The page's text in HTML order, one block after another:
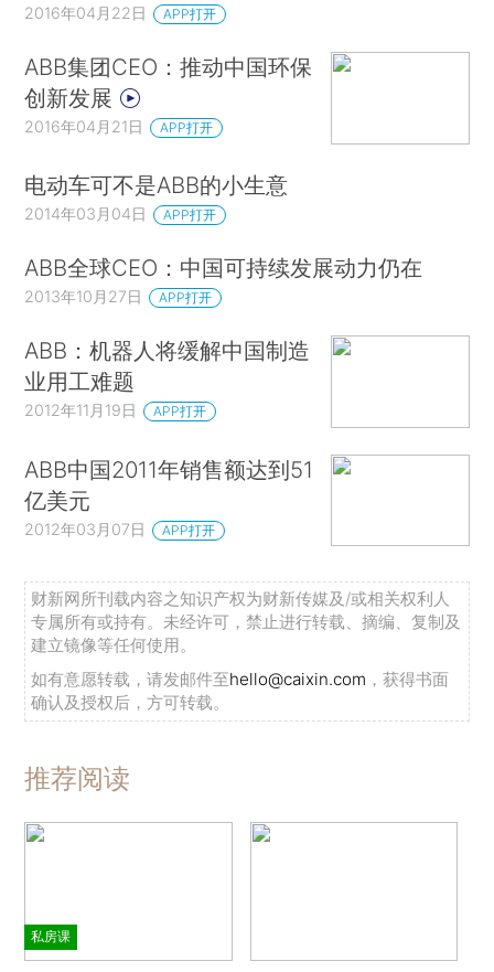
2016年04月22日 APP打开
ABB集团CEO：推动中国环保
创新发展
2016年04月21日 APP打开
电动车可不是ABB的小生意
2014年03月04日 APP打开
ABB全球CEO：中国可持续发展动力仍在
2013年10月27日 APP打开
ABB：机器人将缓解中国制造
业用工难题
2012年11月19日 APP打开
ABB中国2011年销售额达到51
亿美元
2012年03月07日 APP打开
财新网所刊载内容之知识产权为财新传媒及/或相关权利人
专属所有或持有。未经许可，禁止进行转载、摘编、复制及
建立镜像等任何使用。
如有意愿转载，请发邮件至hello@caixin.com ，获得书面
确认及授权后，方可转载。
推荐阅读
私房课